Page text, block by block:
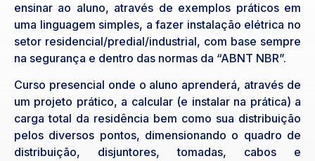
ensinar ao aluno, através de exemplos práticos em
uma linguagem simples, a fazer instalação elétrica no
setor residencial/predial/industrial, com base sempre
na segurança e dentro das normas da “ABNT NBR”.
Curso presencial onde o aluno aprenderá, através de
um projeto prático, a calcular (e instalar na prática) a
carga total da residência bem como sua distribuição
pelos diversos pontos, dimensionando o quadro de
distribuição, disjuntores, tomadas, cabos e